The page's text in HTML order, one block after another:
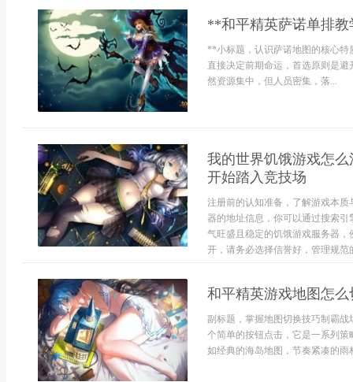
**和平精英萨诺单排
**小标题，认识萨诺地图的核心
直接决定前期命运，首选原则是
然资源集中，但人员密集，落...
我的世界饥饿游戏怎
开始踏入竞技场
注册前的认知准备，了解游戏本
器的地址信息，你可以通过搜索
气旺盛且稳定的饥饿游戏服务器
开，请务必选择信誉好，管理规范
和平精英游戏地图怎
副标题，掌握地图切换技巧制霸
个简单的按钮点击，它是一系列
如经典的海岛地图，节奏紧凑的雨